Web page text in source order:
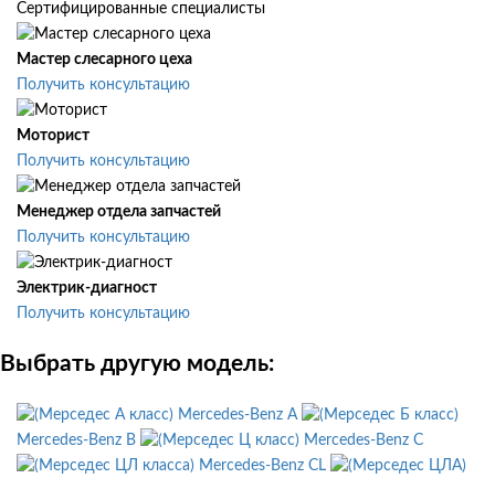
Сертифицированные специалисты
Мастер слесарного цеха
Получить консультацию
Моторист
Получить консультацию
Менеджер отдела запчастей
Получить консультацию
Электрик-диагност
Получить консультацию
Выбрать другую модель:
Mercedes-Benz A
Mercedes-Benz B
Mercedes-Benz C
Mercedes-Benz CL